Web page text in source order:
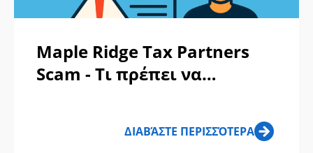
Maple Ridge Tax Partners
Scam - Τι πρέπει να
ΔΙΑΒΆΣΤΕ ΠΕΡΙΣΣΌΤΕΡΑ